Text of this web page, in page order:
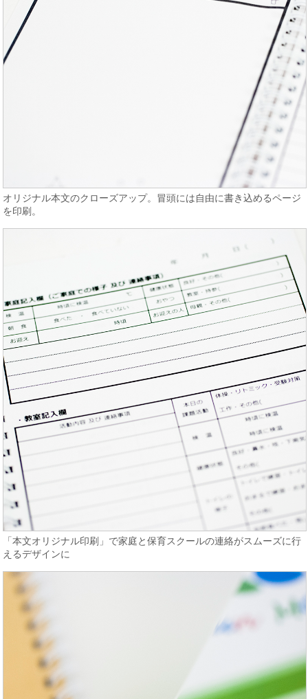
オリジナル本文のクローズアップ。冒頭には自由に書き込めるページ
を印刷。
「本文オリジナル印刷」で家庭と保育スクールの連絡がスムーズに行
えるデザインに